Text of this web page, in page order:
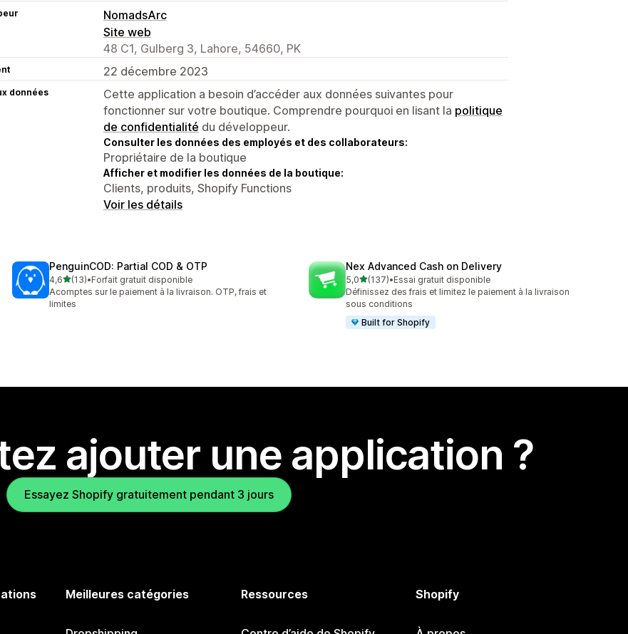
NomadsArc
Site web
48 C1, Gulberg 3, Lahore, 54660, PK
22 décembre 2023
données
Cette application a besoin d’accéder aux données suivantes pour
fonctionner sur votre boutique. Comprendre pourquoi en lisant la politique
de confidentialité du développeur.
Consulter les données des employés et des collaborateurs:
Propriétaire de la boutique
Afficher et modifier les données de la boutique:
Clients, produits, Shopify Functions
Voir les détails
PenguinCOD: Partial COD & OTP
4,6étoile(s) sur 5
(13)
13 avis au total
•Forfait gratuit disponible
Acomptes sur le paiement à la livraison. OTP, frais et
limites
Nex Advanced Cash on Delivery
5,0étoile(s) sur 5
(137)
137 avis au total
•Essai gratuit disponible
Définissez des frais et limitez le paiement à la livraison
sous conditions
Built for Shopify
ajouter une application ?
Essayez Shopify gratuitement pendant 3 jours
Meilleures catégories Ressources Shopify